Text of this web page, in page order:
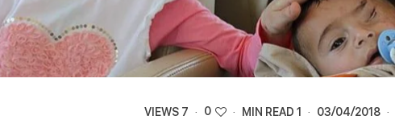
·
03/04/2018
·
1 MIN READ
·
0
·
7 VIEWS